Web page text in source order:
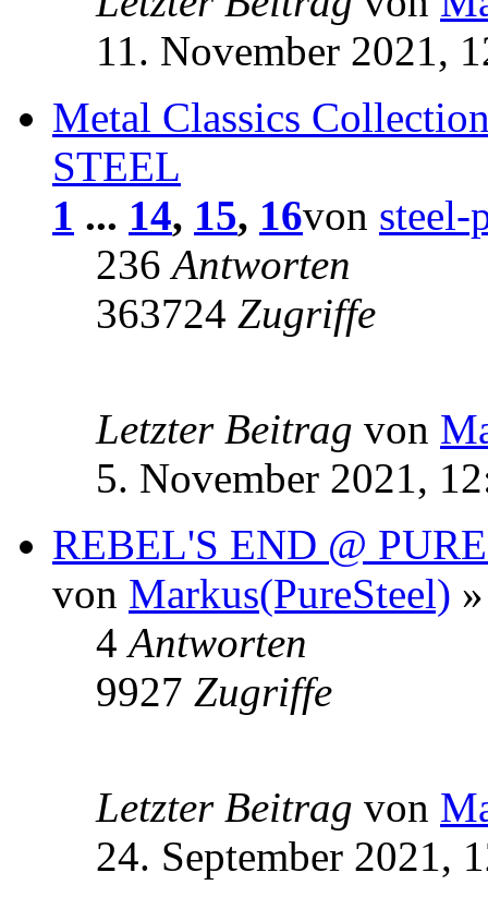
11. November 2021,
Metal Classics
STEEL
1 ... 14, 15, 16von steel-
236Antworten
363724 Zugriffe
Letzter Beitrag von
5. November 2021,
REBEL'S END @
von Markus(PureSteel)
4Antworten
9927 Zugriffe
Letzter Beitrag von
24. September 2021,